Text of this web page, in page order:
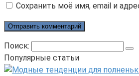
Сохранить моё имя, email и
Поиск:
Популярные статьи